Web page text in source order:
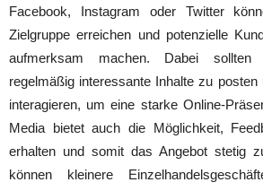
Facebook, Instagram oder Twitter
Zielgruppe erreichen und potenzielle
aufmerksam machen. Dabei
regelmäßig interessante Inhalte zu
interagieren, um eine starke Online-
Media bietet auch die Möglichkeit,
erhalten und somit das Angebot stetig
können kleinere